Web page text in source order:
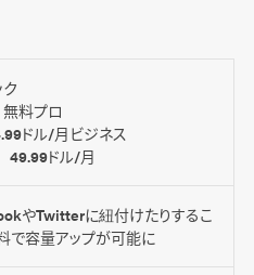
料プロ
ドル/月ビジネス
49.99ドル/月
やTwitterに紐付けたりするこ
料で容量アップが可能に